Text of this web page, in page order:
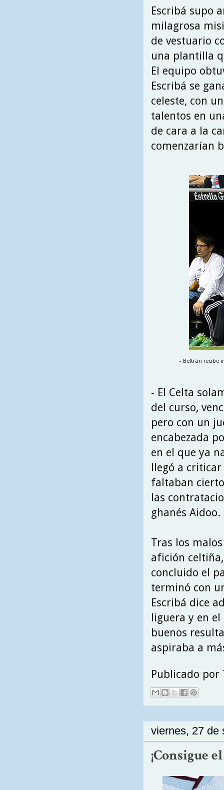
Escribá supo
milagrosa
de vestuario
una plantilla
El equipo
Escribá se
celeste, con
talentos en
de cara a la
comenzarían
- Beltrán recibe
- El Celta
del curso,
pero con un
encabezada
en el que ya
llegó a
faltaban
las
ghanés Aidoo.
Tras los
afición
concluido el
terminó con
Escribá dice
liguera y en
buenos
aspiraba a
Publicado por
viernes, 27 de
¡Consigue